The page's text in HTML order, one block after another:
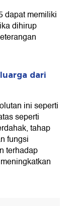
dapat memiliki
dihirup
dari
ini seperti
seperti
tahap
fungsi
terhadap